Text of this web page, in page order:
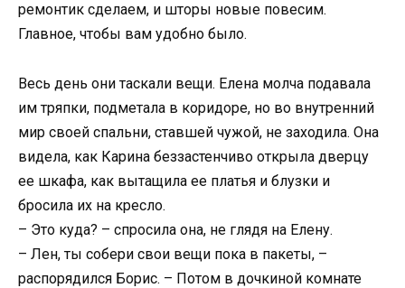
ремонтик сделаем, и шторы новые повесим.
Главное, чтобы вам удобно было.
Весь день они таскали вещи. Елена молча подавала
им тряпки, подметала в коридоре, но во внутренний
мир своей спальни, ставшей чужой, не заходила. Она
видела, как Карина беззастенчиво открыла дверцу
ее шкафа, как вытащила ее платья и блузки и
бросила их на кресло.
– Это куда? – спросила она, не глядя на Елену.
– Лен, ты собери свои вещи пока в пакеты, –
распорядился Борис. – Потом в дочкиной комнате